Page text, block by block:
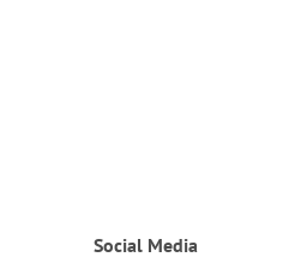
Social Media